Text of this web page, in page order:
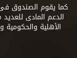
كما يقوم الصندوق فى
الدعم المادى للعديد
الأهلية